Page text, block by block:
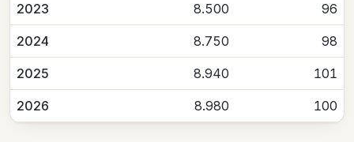
2023 8.500 96
2024 8.750 98
2025 8.940 101
2026 8.980 100